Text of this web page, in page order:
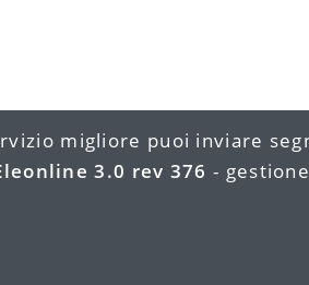
migliore puoi inviare
3.0 rev 376 -